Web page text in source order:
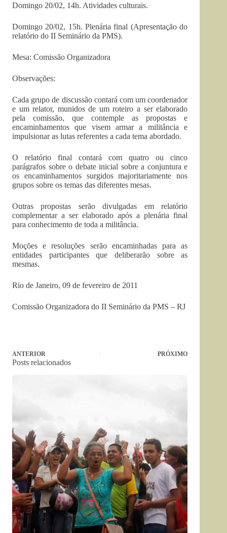
Domingo 20/02, 14h. Atividades culturais.
Domingo 20/02, 15h. Plenária final (Apresentação do
relatório do II Seminário da PMS).
Mesa: Comissão Organizadora
Observações:
Cada grupo de discussão contará com um coordenador
e um relator, munidos de um roteiro a ser elaborado
pela comissão, que contemple as propostas e
encaminhamentos que visem armar a militância e
impulsionar as lutas referentes a cada tema abordado.
O relatório final contará com quatro ou cinco
parágrafos sobre o debate inicial sobre a conjuntura e
os encaminhamentos surgidos majoritariamente nos
grupos sobre os temas das diferentes mesas.
Outras propostas serão divulgadas em relatório
complementar a ser elaborado após a plenária final
para conhecimento de toda a militância.
Moções e resoluções serão encaminhadas para as
entidades participantes que deliberarão sobre as
mesmas.
Rio de Janeiro, 09 de fevereiro de 2011
Comissão Organizadora do II Seminário da PMS – RJ
ANTERIOR PRÓXIMO
Posts relacionados